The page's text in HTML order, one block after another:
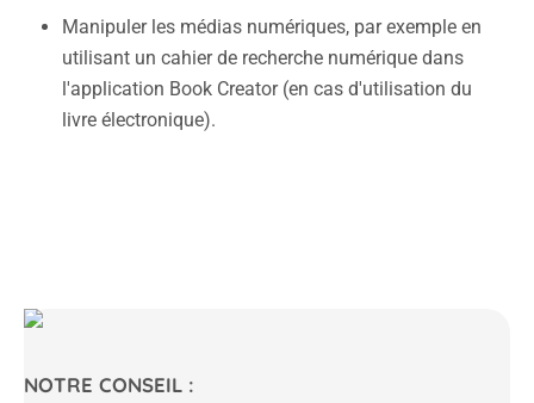
Manipuler les médias numériques, par exemple en
utilisant un cahier de recherche numérique dans
l'application Book Creator (en cas d'utilisation du
livre électronique).
NOTRE CONSEIL :